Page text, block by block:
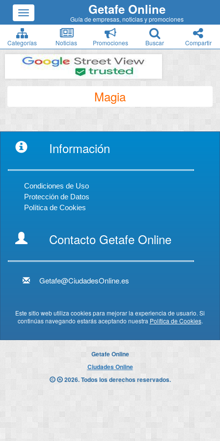
Getafe Online
Guía de empresas, noticias y promociones
Categorías Noticias Promociones Buscar Compartir
Magia
Información
Condiciones de Uso
Protección de Datos
Política de Cookies
Contacto Getafe Online
Getafe@CiudadesOnline.es
Este sitio web utiliza cookies para mejorar la experiencia de usuario. Si
continúas navegando estarás aceptando nuestra Política de Cookies.
Getafe Online
Ciudades Online
2026. Todos los derechos reservados.